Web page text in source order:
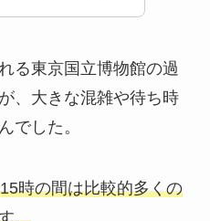
る東京国立博物館の過
、大きな混雑や待ち時
でした。
時の間は比較的多くの